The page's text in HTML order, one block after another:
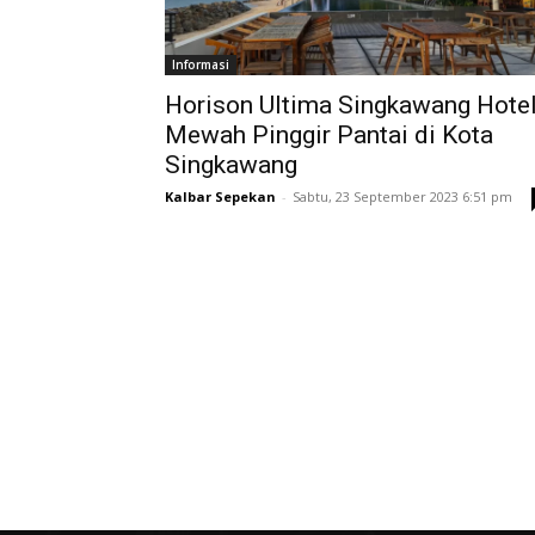
Informasi
Horison Ultima Singkawang
Mewah Pinggir Pantai di Kota
Singkawang
Kalbar Sepekan - Sabtu, 23 September 2023 6:51 pm